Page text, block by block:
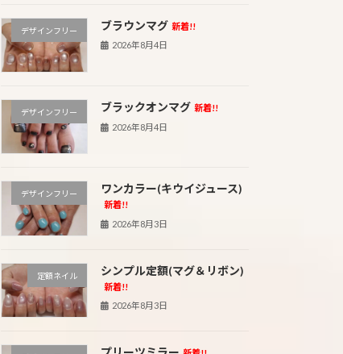
デザインフリー ブラウンマグ 新着!!
2026年8月4日
デザインフリー ブラックオンマグ 新着!!
2026年8月4日
デザインフリー ワンカラー(キウイジュース)
新着!!
2026年8月3日
定額ネイル シンプル定額(マグ＆リボン)
新着!!
2026年8月3日